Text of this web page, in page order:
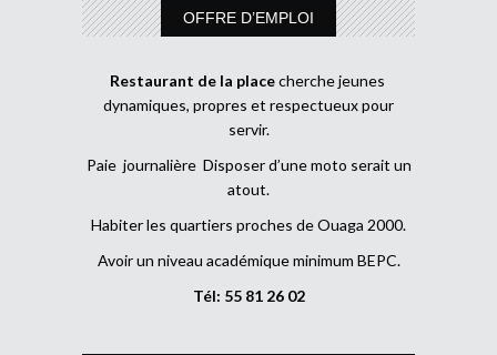
OFFRE D’EMPLOI
Restaurant de la placecherche jeunes
dynamiques, propres et respectueux pour
servir.
Paie journalière Disposer d’une moto serait un
atout.
Habiter les quartiers proches de Ouaga 2000.
Avoir un niveau académique minimum BEPC.
Tél: 55 81 26 02